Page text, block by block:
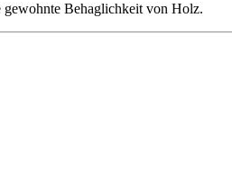
Behaglichkeit von Holz.